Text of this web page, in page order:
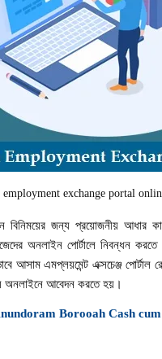
employment exchange portal
বিনিময়ের জন্য প্রয়োজনীয় আধার
অনলাইন পোর্টালে নিবন্ধন
আসাম এমপ্লয়মেন্ট এক্সচেঞ্জ পোর্টাল
অনলাইনে আবেদন করতে হয়।
Borooah Cash